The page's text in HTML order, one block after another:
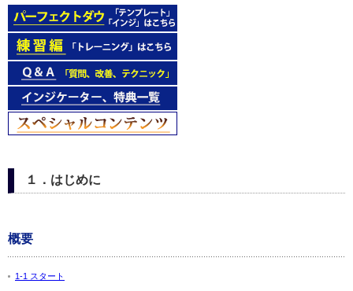
１．はじめに
概要
1-1 スタート